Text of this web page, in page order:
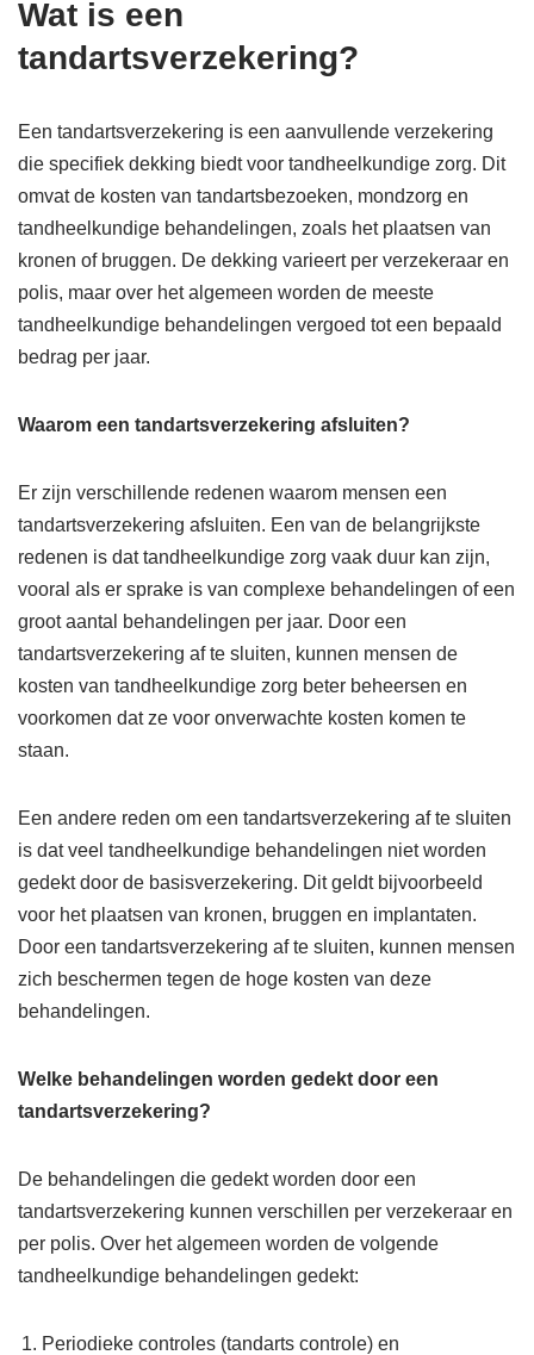
Wat is een
tandartsverzekering?
Een tandartsverzekering is een aanvullende verzekering
die specifiek dekking biedt voor tandheelkundige zorg. Dit
omvat de kosten van tandartsbezoeken, mondzorg en
tandheelkundige behandelingen, zoals het plaatsen van
kronen of bruggen. De dekking varieert per verzekeraar en
polis, maar over het algemeen worden de meeste
tandheelkundige behandelingen vergoed tot een bepaald
bedrag per jaar.
Waarom een tandartsverzekering afsluiten?
Er zijn verschillende redenen waarom mensen een
tandartsverzekering afsluiten. Een van de belangrijkste
redenen is dat tandheelkundige zorg vaak duur kan zijn,
vooral als er sprake is van complexe behandelingen of een
groot aantal behandelingen per jaar. Door een
tandartsverzekering af te sluiten, kunnen mensen de
kosten van tandheelkundige zorg beter beheersen en
voorkomen dat ze voor onverwachte kosten komen te
staan.
Een andere reden om een tandartsverzekering af te sluiten
is dat veel tandheelkundige behandelingen niet worden
gedekt door de basisverzekering. Dit geldt bijvoorbeeld
voor het plaatsen van kronen, bruggen en implantaten.
Door een tandartsverzekering af te sluiten, kunnen mensen
zich beschermen tegen de hoge kosten van deze
behandelingen.
Welke behandelingen worden gedekt door een
tandartsverzekering?
De behandelingen die gedekt worden door een
tandartsverzekering kunnen verschillen per verzekeraar en
per polis. Over het algemeen worden de volgende
tandheelkundige behandelingen gedekt:
Periodieke controles (tandarts controle) en